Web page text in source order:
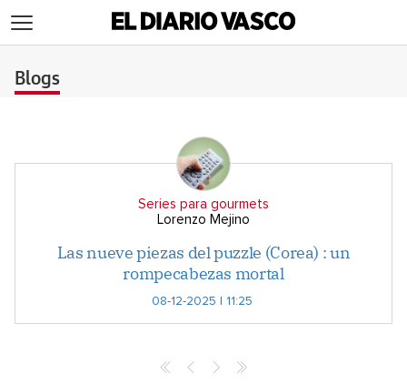
Blogs
Series para gourmets
Lorenzo Mejino
Las nueve piezas del puzzle (Corea) : un
rompecabezas mortal
08-12-2025 | 11:25